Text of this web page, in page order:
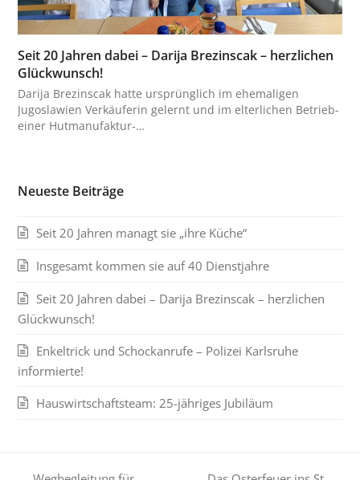
Seit 20 Jahren dabei – Darija Brezinscak – herzlichen
Glückwunsch!
Darija Brezinscak hatte ursprünglich im ehemaligen
Jugoslawien Verkäuferin gelernt und im elterlichen Betrieb-
einer Hutmanufaktur-…
Neueste Beiträge
Seit 20 Jahren managt sie „ihre Küche“
Insgesamt kommen sie auf 40 Dienstjahre
Seit 20 Jahren dabei – Darija Brezinscak – herzlichen
Glückwunsch!
Enkeltrick und Schockanrufe – Polizei Karlsruhe
informierte!
Hauswirtschaftsteam: 25-jähriges Jubiläum